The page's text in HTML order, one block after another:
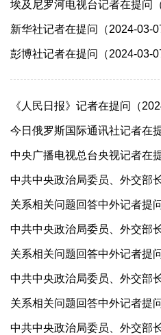
埃及尼罗河电视台记者在提问
新华社记者在提问（2024-03-
彭博社记者在提问（2024-03-
《人民日报》记者在提问（
今日俄罗斯国际通讯社记者在
中央广播电视总台央视记者在
中共中央政治局委员、外交部
关系相关问题回答中外记者提
中共中央政治局委员、外交部
关系相关问题回答中外记者提
中共中央政治局委员、外交部
关系相关问题回答中外记者提
中共中央政治局委员、外交部